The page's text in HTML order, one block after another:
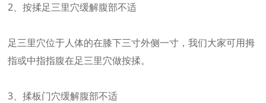
2、按揉足三里穴缓解腹部不适
足三里穴位于人体的在膝下三寸外侧一寸，我们大家可用拇
指或中指指腹在足三里穴做按揉。
3、揉板门穴缓解腹部不适